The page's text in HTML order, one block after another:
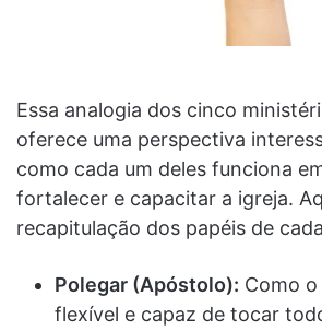
Essa analogia dos cinco
oferece uma perspectiva
como cada um deles funciona
fortalecer e capacitar a igreja.
recapitulação dos papéis de
Polegar (Apóstolo): Como
flexível e capaz de tocar